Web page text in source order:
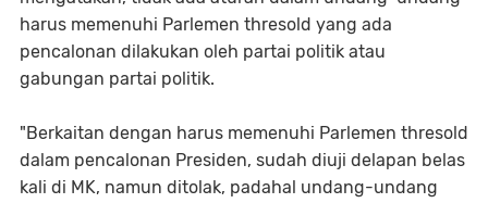
harus memenuhi Parlemen thresold yang ada
pencalonan dilakukan oleh partai politik atau
gabungan partai politik.
"Berkaitan dengan harus memenuhi Parlemen thresold
dalam pencalonan Presiden, sudah diuji delapan belas
kali di MK, namun ditolak, padahal undang-undang